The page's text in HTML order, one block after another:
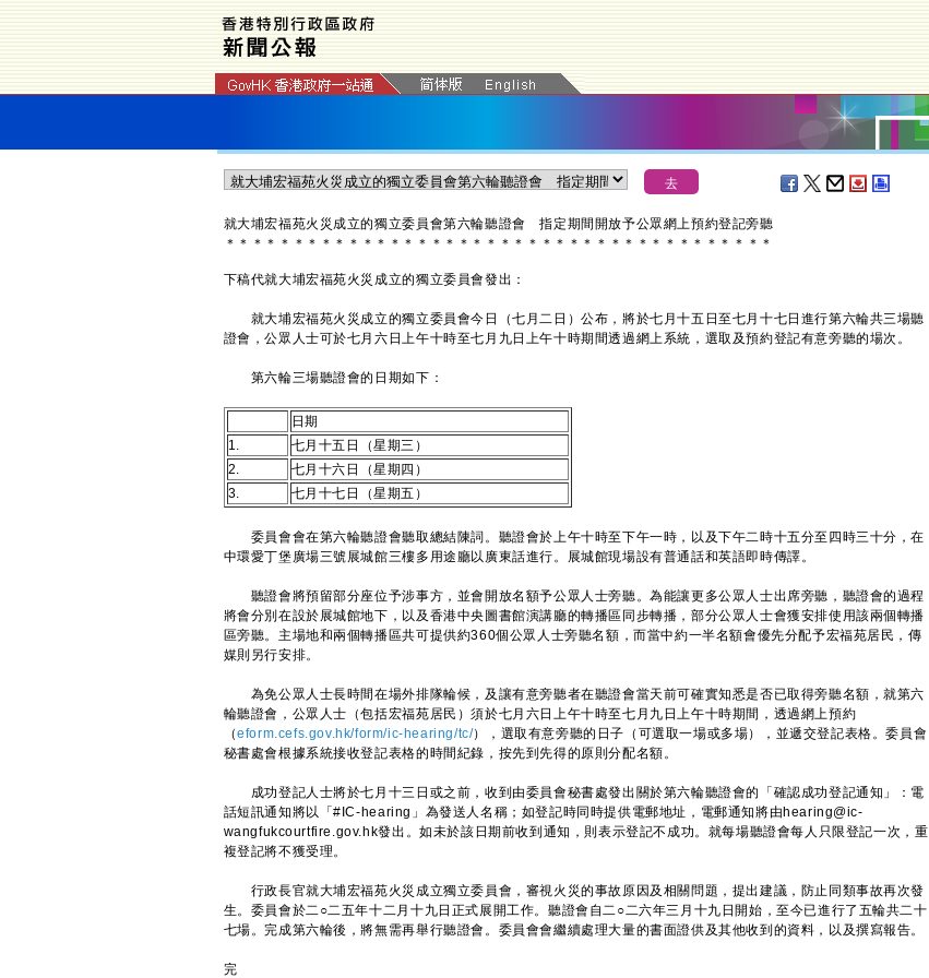
就大埔宏福苑火災成立的獨立委員會第六輪聽證會 指定期間開放予公眾網上預約登記旁聽
＊ ＊ ＊ ＊ ＊ ＊ ＊ ＊ ＊ ＊ ＊ ＊ ＊ ＊ ＊ ＊ ＊ ＊ ＊ ＊ ＊ ＊ ＊ ＊ ＊ ＊ ＊ ＊ ＊ ＊ ＊ ＊ ＊ ＊ ＊ ＊ ＊ ＊ ＊ ＊
下稿代就大埔宏福苑火災成立的獨立委員會發出：
就大埔宏福苑火災成立的獨立委員會今日（七月二日）公布，將於七月十五日至七月十七日進行第六輪共三場聽
證會，公眾人士可於七月六日上午十時至七月九日上午十時期間透過網上系統，選取及預約登記有意旁聽的場次。
第六輪三場聽證會的日期如下：
日期
1.
七月十五日（星期三）
2.
七月十六日（星期四）
3.
七月十七日（星期五）
委員會會在第六輪聽證會聽取總結陳詞。聽證會於上午十時至下午一時，以及下午二時十五分至四時三十分，在
中環愛丁堡廣場三號展城館三樓多用途廳以廣東話進行。展城館現場設有普通話和英語即時傳譯。
聽證會將預留部分座位予涉事方，並會開放名額予公眾人士旁聽。為能讓更多公眾人士出席旁聽，聽證會的過程
將會分別在設於展城館地下，以及香港中央圖書館演講廳的轉播區同步轉播，部分公眾人士會獲安排使用該兩個轉播
區旁聽。主場地和兩個轉播區共可提供約360個公眾人士旁聽名額，而當中約一半名額會優先分配予宏福苑居民，傳
媒則另行安排。
為免公眾人士長時間在場外排隊輪候，及讓有意旁聽者在聽證會當天前可確實知悉是否已取得旁聽名額，就第六
輪聽證會，公眾人士（包括宏福苑居民）須於七月六日上午十時至七月九日上午十時期間，透過網上預約
（eform.cefs.gov.hk/form/ic-hearing/tc/），選取有意旁聽的日子（可選取一場或多場），並遞交登記表格。委員會
秘書處會根據系統接收登記表格的時間紀錄，按先到先得的原則分配名額。
成功登記人士將於七月十三日或之前，收到由委員會秘書處發出關於第六輪聽證會的「確認成功登記通知」：電
話短訊通知將以「#IC-hearing」為發送人名稱；如登記時同時提供電郵地址，電郵通知將由hearing@ic-
wangfukcourtfire.gov.hk發出。如未於該日期前收到通知，則表示登記不成功。就每場聽證會每人只限登記一次，重
複登記將不獲受理。
行政長官就大埔宏福苑火災成立獨立委員會，審視火災的事故原因及相關問題，提出建議，防止同類事故再次發
生。委員會於二○二五年十二月十九日正式展開工作。聽證會自二○二六年三月十九日開始，至今已進行了五輪共二十
七場。完成第六輪後，將無需再舉行聽證會。委員會會繼續處理大量的書面證供及其他收到的資料，以及撰寫報告。
完